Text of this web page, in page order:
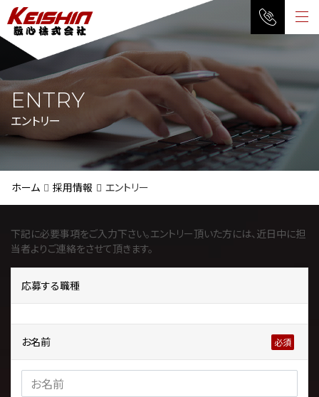
ENTRY
エントリー
ホーム 採用情報 エントリー
下記に必要事項をご入力下さい。エントリー頂いた方には、近日中に担
当者よりご連絡をさせて頂きます。
応募する職種
お名前